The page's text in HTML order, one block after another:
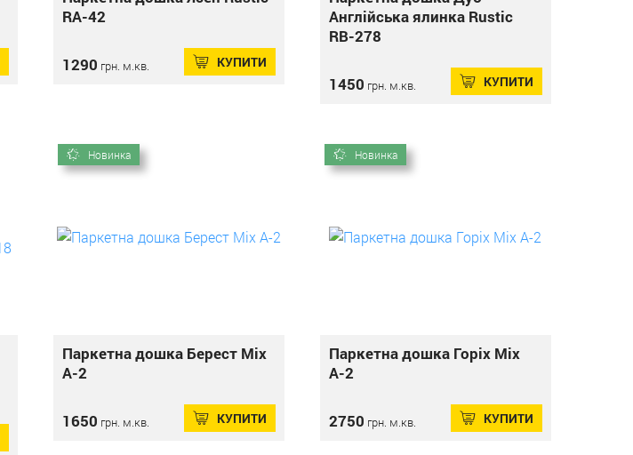
RA-42
1290 грн. м.кв. КУПИТИ
Англійська ялинка Rustic
RВ-278
1450 грн. м.кв. КУПИТИ
Новинка
Паркетна дошка Берест Mix
А-2
1650 грн. м.кв. КУПИТИ
Новинка
Паркетна дошка Горіх Mix
А-2
2750 грн. м.кв. КУПИТИ